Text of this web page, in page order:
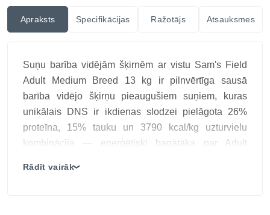
Apraksts Specifikācijas Ražotājs Atsauksmes
Suņu barība vidējām šķirnēm ar vistu Sam's Field
Adult Medium Breed 13 kg ir pilnvērtīga sausā
barība vidējo šķirņu pieaugušiem suņiem, kuras
unikālais DNS ir ikdienas slodzei pielāgota 26%
proteīna, 15% tauku un 3790 kcal/kg uzturvielu
kombinācija — enerģētiski bagātāka par Adult
Rādīt vairāk❯